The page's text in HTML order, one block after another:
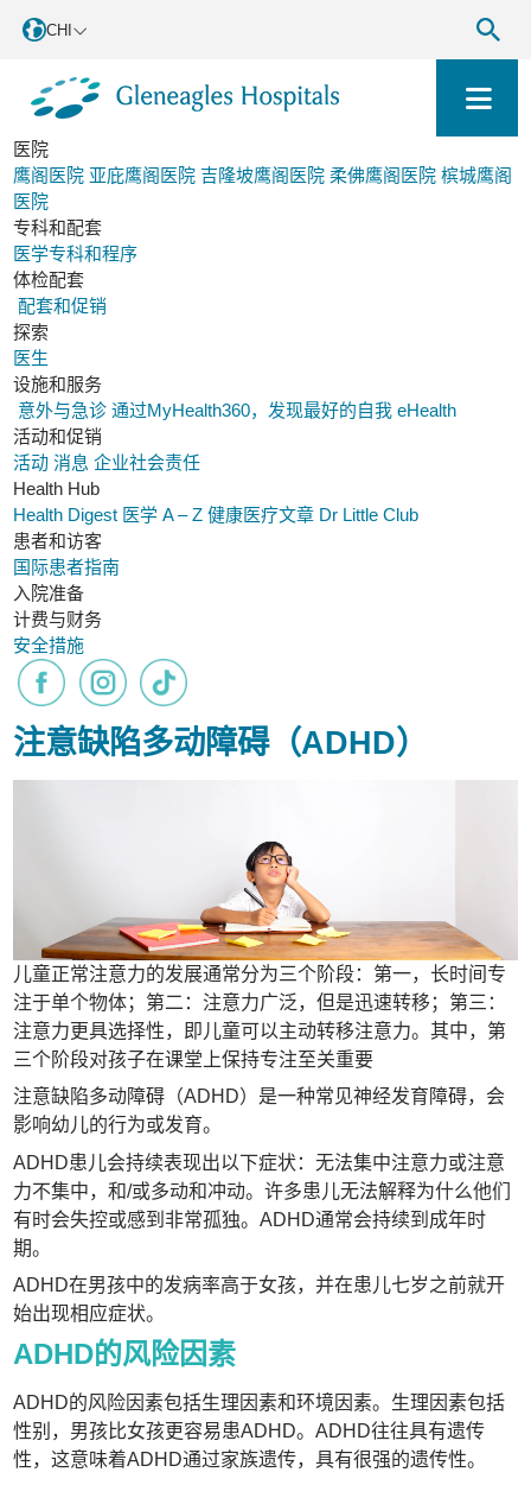
CHI
医院
鹰阁医院 亚庇鹰阁医院 吉隆坡鹰阁医院 柔佛鹰阁医院 槟城鹰阁
医院
专科和配套
医学专科和程序
体检配套
配套和促销
探索
医生
设施和服务
意外与急诊 通过MyHealth360，发现最好的自我 eHealth
活动和促销
活动 消息 企业社会责任
Health Hub
Health Digest 医学 A – Z 健康医疗文章 Dr Little Club
患者和访客
国际患者指南
入院准备
计费与财务
安全措施
注意缺陷多动障碍（ADHD）
儿童正常注意力的发展通常分为三个阶段：第一，长时间专
注于单个物体；第二：注意力广泛，但是迅速转移；第三：
注意力更具选择性，即儿童可以主动转移注意力。其中，第
三个阶段对孩子在课堂上保持专注至关重要
注意缺陷多动障碍（ADHD）是一种常见神经发育障碍，会
影响幼儿的行为或发育。
ADHD患儿会持续表现出以下症状：无法集中注意力或注意
力不集中，和/或多动和冲动。许多患儿无法解释为什么他们
有时会失控或感到非常孤独。ADHD通常会持续到成年时
期。
ADHD在男孩中的发病率高于女孩，并在患儿七岁之前就开
始出现相应症状。
ADHD的风险因素
ADHD的风险因素包括生理因素和环境因素。生理因素包括
性别，男孩比女孩更容易患ADHD。ADHD往往具有遗传
性，这意味着ADHD通过家族遗传，具有很强的遗传性。